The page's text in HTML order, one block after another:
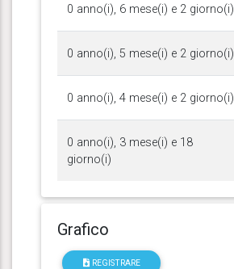
0 anno(i), 6 mese(i) e 2 giorno(i)
0 anno(i), 5 mese(i) e 2 giorno(i)
0 anno(i), 4 mese(i) e 2 giorno(i)
0 anno(i), 3 mese(i) e 18
giorno(i)
Grafico
REGISTRARE